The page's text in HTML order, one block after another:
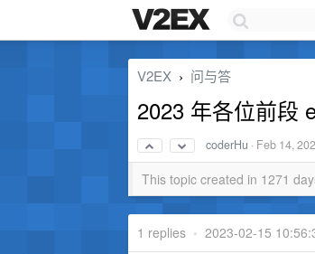
V2EX › 问与答
2023 年各位前段
coderHu · Feb 14,
This topic created in 1271
1 replies • 2023-02-15